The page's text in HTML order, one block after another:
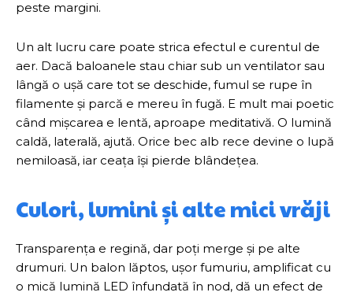
peste margini.
Un alt lucru care poate strica efectul e curentul de
aer. Dacă baloanele stau chiar sub un ventilator sau
lângă o ușă care tot se deschide, fumul se rupe în
filamente și parcă e mereu în fugă. E mult mai poetic
când mișcarea e lentă, aproape meditativă. O lumină
caldă, laterală, ajută. Orice bec alb rece devine o lupă
nemiloasă, iar ceața își pierde blândețea.
Culori, lumini și alte mici vrăji
Transparența e regină, dar poți merge și pe alte
drumuri. Un balon lăptos, ușor fumuriu, amplificat cu
o mică lumină LED înfundată în nod, dă un efect de